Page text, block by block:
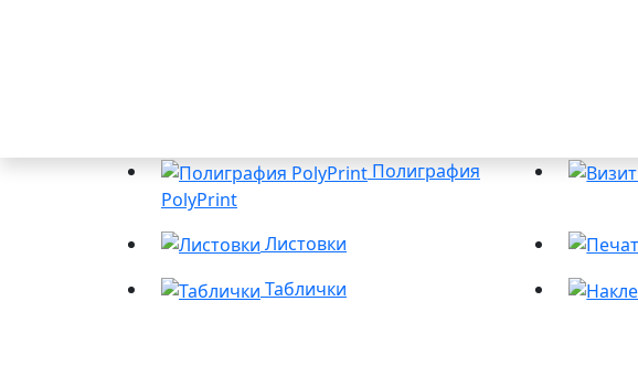
Полиграфия
PolyPrint
Листовки
Таблички